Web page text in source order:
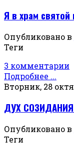
Я в храм святой
Опубликовано в
Теги
3 комментарии
Подробнее ...
Вторник, 28
ДУХ
Опубликовано в
Теги